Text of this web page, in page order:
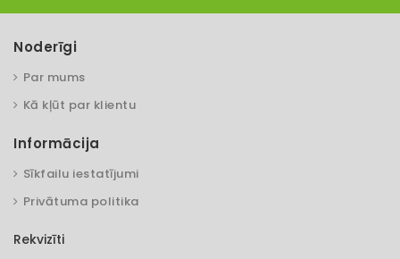
Noderīgi
Par mums
Kā kļūt par klientu
Informācija
Sīkfailu iestatījumi
Privātuma politika
Rekvizīti